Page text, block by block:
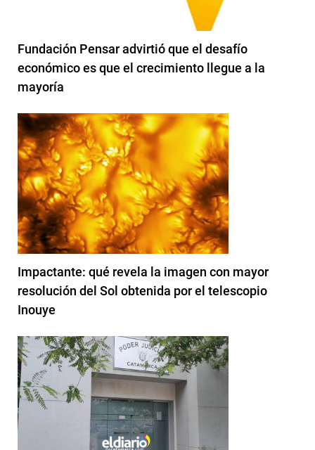
Fundación Pensar advirtió que el desafío
económico es que el crecimiento llegue a la
mayoría
Impactante: qué revela la imagen con mayor
resolución del Sol obtenida por el telescopio
Inouye